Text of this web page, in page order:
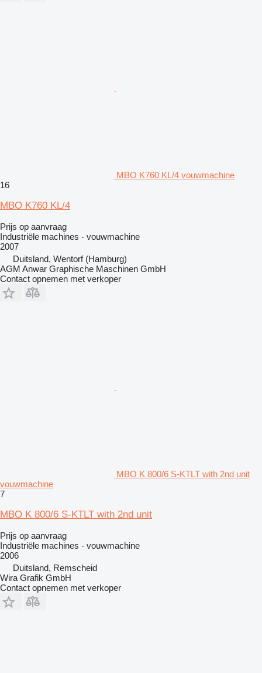
MBO K760 KL/4 vouwmachine
16
MBO K760 KL/4
Prijs op aanvraag
Industriële machines - vouwmachine
2007
Duitsland, Wentorf (Hamburg)
AGM Anwar Graphische Maschinen GmbH
Contact opnemen met verkoper
MBO K 800/6 S-KTLT with 2nd unit
vouwmachine
7
MBO K 800/6 S-KTLT with 2nd unit
Prijs op aanvraag
Industriële machines - vouwmachine
2006
Duitsland, Remscheid
Wira Grafik GmbH
Contact opnemen met verkoper